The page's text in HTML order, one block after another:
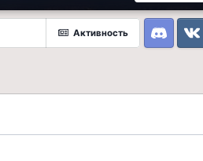
Активность
DiscordVK